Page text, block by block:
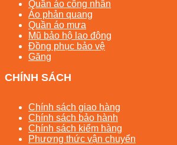
Quần áo công nhân
Áo phản quang
Quần áo mưa
Mũ bảo hộ lao động
Đồng phục bảo vệ
Găng
CHÍNH SÁCH
Chính sách giao hàng
Chính sách bảo hành
Chính sách kiểm hàng
Phương thức vận chuyển